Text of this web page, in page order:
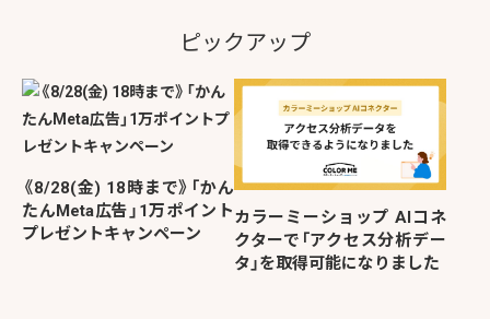
ピックアップ
《8/28(金) 18時まで》「かん
たんMeta広告」1万ポイント
プレゼントキャンペーン
カラーミーショップ AIコネ
クターで「アクセス分析デー
タ」を取得可能になりました